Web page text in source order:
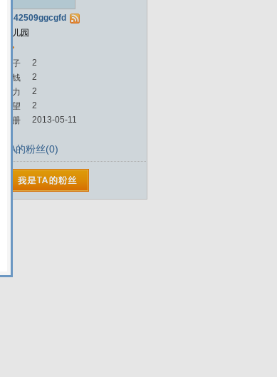
a342509ggcgfd
幼儿园
帖子
2
金钱
2
魅力
2
威望
2
注册
2013-05-11
TA的粉丝(0)